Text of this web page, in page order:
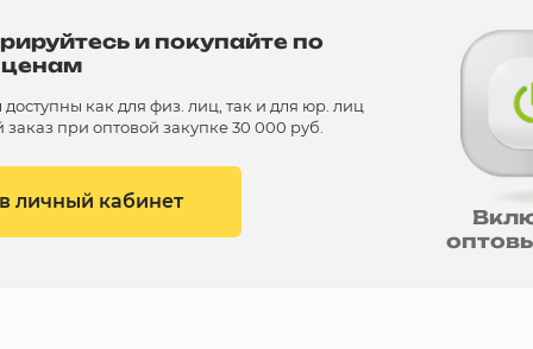
и покупайте по
как для физ. лиц, так и для юр. лиц
при оптовой закупке 30 000 руб.
личный кабинет